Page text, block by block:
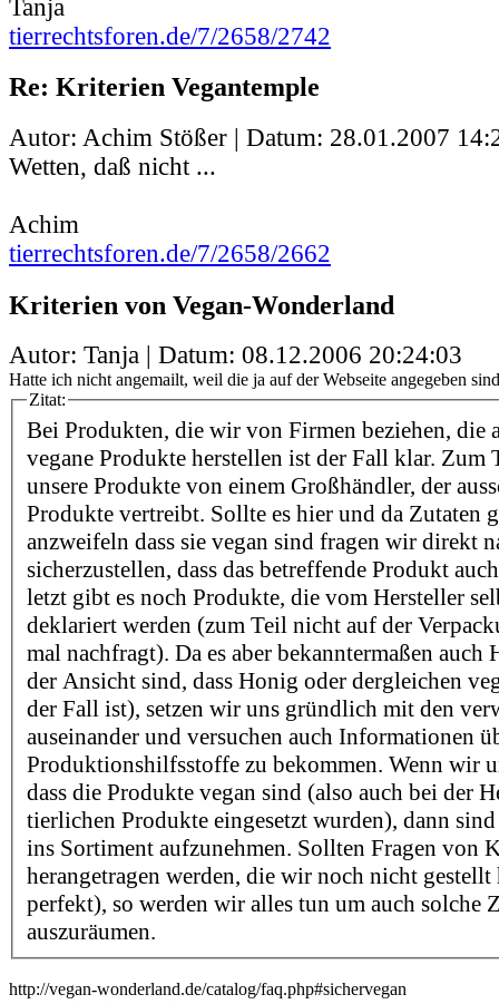
Tanja
tierrechtsforen.de/7/2658/2742
Re: Kriterien Vegantemple
Autor: Achim Stößer | Datum: 28.01.2007
Wetten, daß nicht ...
Achim
tierrechtsforen.de/7/2658/2662
Kriterien von Vegan-Wonderland
Autor: Tanja | Datum: 08.12.2006 20:24:03
Hatte ich nicht angemailt, weil die ja auf der Webseite angegeben
Zitat:
Bei Produkten, die wir von Firmen beziehen, die
vegane Produkte herstellen ist der Fall klar. Zum
unsere Produkte von einem Großhändler, der
Produkte vertreibt. Sollte es hier und da Zutaten
anzweifeln dass sie vegan sind fragen wir direkt
sicherzustellen, dass das betreffende Produkt
letzt gibt es noch Produkte, die vom Hersteller
deklariert werden (zum Teil nicht auf der
mal nachfragt). Da es aber bekanntermaßen auch
der Ansicht sind, dass Honig oder dergleichen
der Fall ist), setzen wir uns gründlich mit den
auseinander und versuchen auch Informationen
Produktionshilfsstoffe zu bekommen. Wenn wir
dass die Produkte vegan sind (also auch bei der
tierlichen Produkte eingesetzt wurden), dann
ins Sortiment aufzunehmen. Sollten Fragen von
herangetragen werden, die wir noch nicht gestellt
perfekt), so werden wir alles tun um auch solche
auszuräumen.
http://vegan-wonderland.de/catalog/faq.php#sichervegan